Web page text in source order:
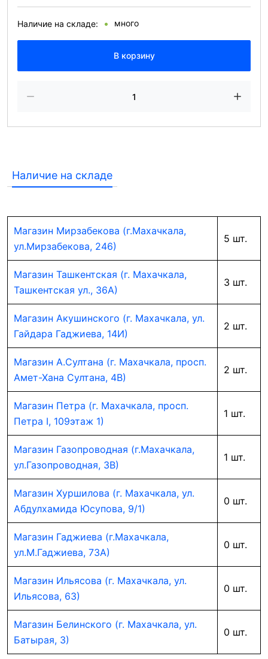
Наличие на складе: много
В корзину
Наличие на складе
Магазин Мирзабекова (г.Махачкала,
ул.Мирзабекова, 246)
5 шт.
Магазин Ташкентская (г. Махачкала,
Ташкентская ул., 36А)
3 шт.
Магазин Акушинского (г. Махачкала, ул.
Гайдара Гаджиева, 14И)
2 шт.
Магазин А.Султана (г. Махачкала, просп.
Амет-Хана Султана, 4В)
2 шт.
Магазин Петра (г. Махачкала, просп.
Петра I, 109этаж 1)
1 шт.
Магазин Газопроводная (г.Махачкала,
ул.Газопроводная, 3В)
1 шт.
Магазин Хуршилова (г. Махачкала, ул.
Абдулхамида Юсупова, 9/1)
0 шт.
Магазин Гаджиева (г.Махачкала,
ул.М.Гаджиева, 73А)
0 шт.
Магазин Ильясова (г. Махачкала, ул.
Ильясова, 63)
0 шт.
Магазин Белинского (г. Махачкала, ул.
Батырая, 3)
0 шт.